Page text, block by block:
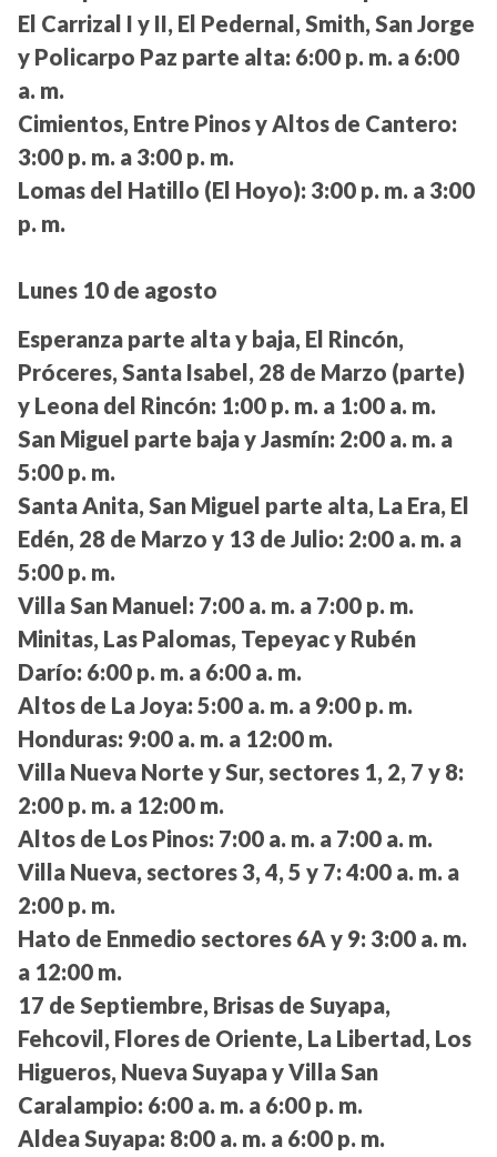
El Carrizal I y II, El Pedernal, Smith, San Jorge
y Policarpo Paz parte alta: 6:00 p. m. a 6:00
a. m.
Cimientos, Entre Pinos y Altos de Cantero:
3:00 p. m. a 3:00 p. m.
Lomas del Hatillo (El Hoyo): 3:00 p. m. a 3:00
p. m.
Lunes 10 de agosto
Esperanza parte alta y baja, El Rincón,
Próceres, Santa Isabel, 28 de Marzo (parte)
y Leona del Rincón: 1:00 p. m. a 1:00 a. m.
San Miguel parte baja y Jasmín: 2:00 a. m. a
5:00 p. m.
Santa Anita, San Miguel parte alta, La Era, El
Edén, 28 de Marzo y 13 de Julio: 2:00 a. m. a
5:00 p. m.
Villa San Manuel: 7:00 a. m. a 7:00 p. m.
Minitas, Las Palomas, Tepeyac y Rubén
Darío: 6:00 p. m. a 6:00 a. m.
Altos de La Joya: 5:00 a. m. a 9:00 p. m.
Honduras: 9:00 a. m. a 12:00 m.
Villa Nueva Norte y Sur, sectores 1, 2, 7 y 8:
2:00 p. m. a 12:00 m.
Altos de Los Pinos: 7:00 a. m. a 7:00 a. m.
Villa Nueva, sectores 3, 4, 5 y 7: 4:00 a. m. a
2:00 p. m.
Hato de Enmedio sectores 6A y 9: 3:00 a. m.
a 12:00 m.
17 de Septiembre, Brisas de Suyapa,
Fehcovil, Flores de Oriente, La Libertad, Los
Higueros, Nueva Suyapa y Villa San
Caralampio: 6:00 a. m. a 6:00 p. m.
Aldea Suyapa: 8:00 a. m. a 6:00 p. m.